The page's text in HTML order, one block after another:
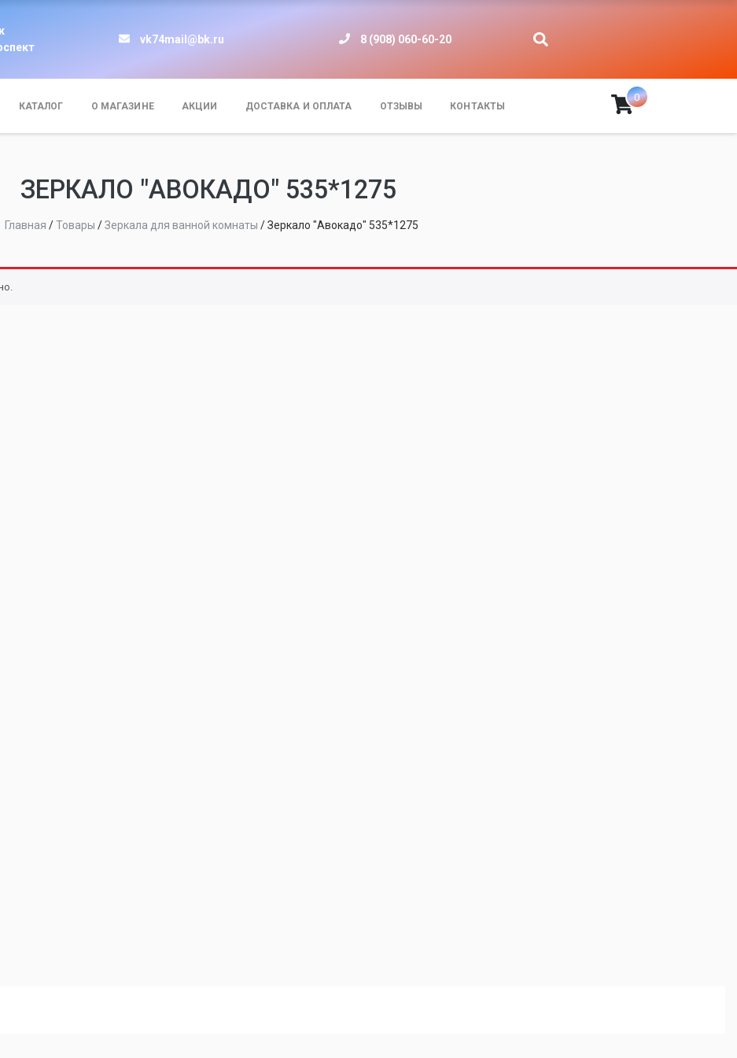
vk74mail@bk.ru 8 (908) 060-60-20
КАТАЛОГ О МАГАЗИНЕ АКЦИИ ДОСТАВКА И ОПЛАТА ОТЗЫВЫ КОНТАКТЫ
0
ЗЕРКАЛО "АВОКАДО" 535*1275
Главная /Товары /Зеркала для ванной комнаты /Зеркало "Авокадо" 535*1275